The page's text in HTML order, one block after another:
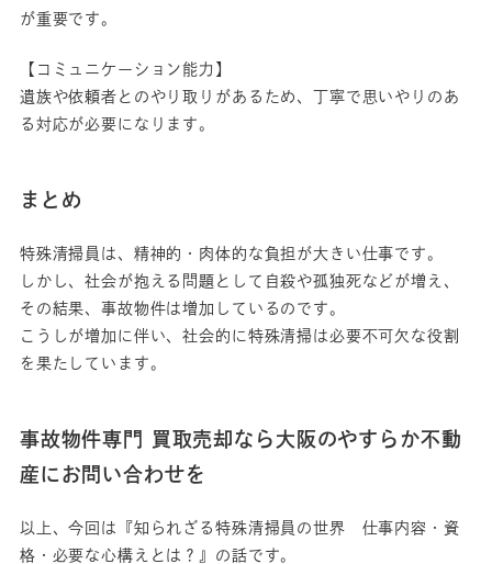
が重要です。
【コミュニケーション能力】
遺族や依頼者とのやり取りがあるため、丁寧で思いやりのあ
る対応が必要になります。
まとめ
特殊清掃員は、精神的・肉体的な負担が大きい仕事です。
しかし、社会が抱える問題として自殺や孤独死などが増え、
その結果、事故物件は増加しているのです。
こうしが増加に伴い、社会的に特殊清掃は必要不可欠な役割
を果たしています。
事故物件専門 買取売却なら大阪のやすらか不動
産にお問い合わせを
以上、今回は『知られざる特殊清掃員の世界 仕事内容・資
格・必要な心構えとは？』の話です。